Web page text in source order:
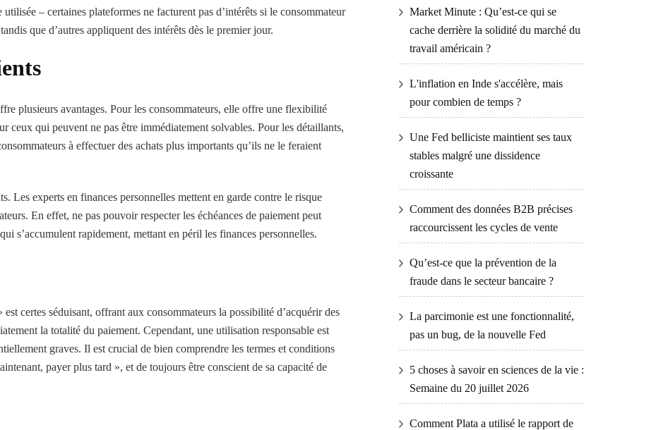
– certaines plateformes ne facturent pas d’intérêts si le consommateur
que d’autres appliquent des intérêts dès le premier jour.
plusieurs avantages. Pour les consommateurs, elle offre une flexibilité
ceux qui peuvent ne pas être immédiatement solvables. Pour les détaillants,
à effectuer des achats plus importants qu’ils ne le feraient
Les experts en finances personnelles mettent en garde contre le risque
En effet, ne pas pouvoir respecter les échéances de paiement peut
s’accumulent rapidement, mettant en péril les finances personnelles.
certes séduisant, offrant aux consommateurs la possibilité d’acquérir des
la totalité du paiement. Cependant, une utilisation responsable est
graves. Il est crucial de bien comprendre les termes et conditions
payer plus tard », et de toujours être conscient de sa capacité de
Market Minute : Qu’est-ce qui se
cache derrière la solidité du marché du
travail américain ?
L'inflation en Inde s'accélère, mais
pour combien de temps ?
Une Fed belliciste maintient ses taux
stables malgré une dissidence
croissante
Comment des données B2B précises
raccourcissent les cycles de vente
Qu’est-ce que la prévention de la
fraude dans le secteur bancaire ?
La parcimonie est une fonctionnalité,
pas un bug, de la nouvelle Fed
5 choses à savoir en sciences de la vie :
Semaine du 20 juillet 2026
Comment Plata a utilisé le rapport de